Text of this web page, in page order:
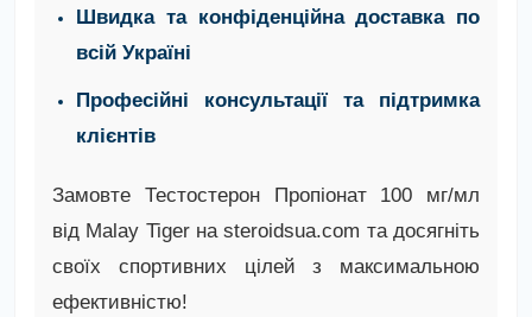
Швидка та конфіденційна доставка по
всій Україні
Професійні консультації та підтримка
клієнтів
Замовте Тестостерон Пропіонат 100 мг/мл
від Malay Tiger на steroidsua.com та досягніть
своїх спортивних цілей з максимальною
ефективністю!